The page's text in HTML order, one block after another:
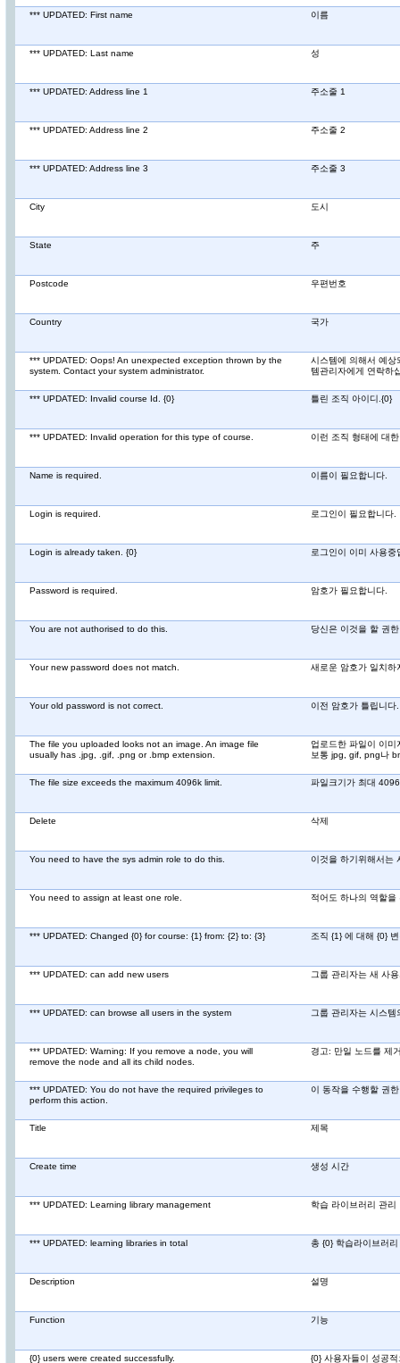
*** UPDATED: First name 이름
*** UPDATED: Last name 성
*** UPDATED: Address line 1 주소줄 1
*** UPDATED: Address line 2 주소줄 2
*** UPDATED: Address line 3 주소줄 3
City 도시
State 주
Postcode 우편번호
Country 국가
*** UPDATED: Oops! An unexpected exception thrown by the
system. Contact your system administrator.
시스템에 의해서 예상
템관리자에게 연락하
*** UPDATED: Invalid course Id. {0} 틀린 조직 아이디.{0}
*** UPDATED: Invalid operation for this type of course. 이런 조직 형태에 대
Name is required. 이름이 필요합니다.
Login is required. 로그인이 필요합니다.
Login is already taken. {0} 로그인이 이미 사용중
Password is required. 암호가 필요합니다.
You are not authorised to do this. 당신은 이것을 할 권
Your new password does not match. 새로운 암호가 일치하
Your old password is not correct. 이전 암호가 틀립니다.
The file you uploaded looks not an image. An image file
usually has .jpg, .gif, .png or .bmp extension.
업로드한 파일이 이
보통 jpg, gif, png나
The file size exceeds the maximum 4096k limit. 파일크기가 최대
Delete 삭제
You need to have the sys admin role to do this. 이것을 하기위해서는
You need to assign at least one role. 적어도 하나의 역할을
*** UPDATED: Changed {0} for course: {1} from: {2} to: {3} 조직 {1} 에 대해 {0}
*** UPDATED: can add new users 그룹 관리자는 새 사
*** UPDATED: can browse all users in the system 그룹 관리자는 시스
*** UPDATED: Warning: If you remove a node, you will
remove the node and all its child nodes.
경고: 만일 노드를 제
*** UPDATED: You do not have the required privileges to
perform this action.
이 동작을 수행할 권
Title 제목
Create time 생성 시간
*** UPDATED: Learning library management 학습 라이브러리 관리
*** UPDATED: learning libraries in total 총 {0} 학습라이브러리
Description 설명
Function 기능
{0} users were created successfully. {0} 사용자들이 성공